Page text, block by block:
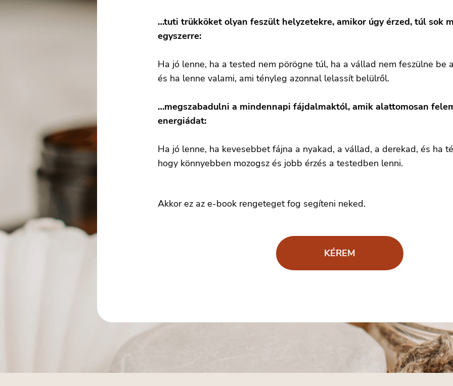
…tuti trükköket olyan feszült helyzetekre, amikor úgy érzed, túl sok
egyszerre:
Ha jó lenne, ha a tested nem pörögne túl, ha a vállad nem feszülne be
és ha lenne valami, ami tényleg azonnal lelassít belülről.
…megszabadulni a mindennapi fájdalmaktól, amik alattomosan
energiádat:
Ha jó lenne, ha kevesebbet fájna a nyakad, a vállad, a derekad, és ha
hogy könnyebben mozogsz és jobb érzés a testedben lenni.
Akkor ez az e-book rengeteget fog segíteni neked.
KÉREM